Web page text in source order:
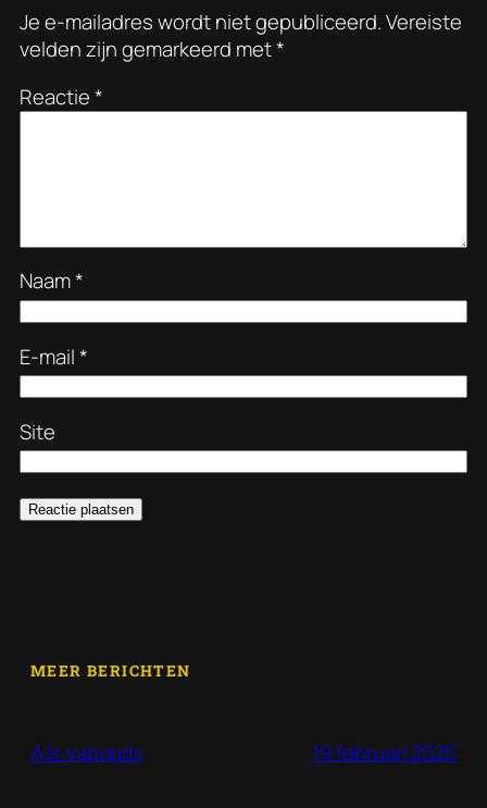
Je e-mailadres wordt niet gepubliceerd.Vereiste
velden zijn gemarkeerd met*
Reactie*
Naam*
E-mail*
Site
MEER BERICHTEN
Als vanouds 19 februari 2025